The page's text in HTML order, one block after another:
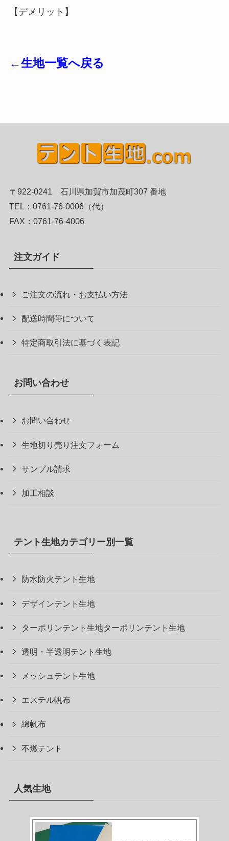
【デメリット】
←生地一覧へ戻る
〒922-0241 石川県加賀市加茂町307 番地
TEL：0761-76-0006（代）
FAX：0761-76-4006
注文ガイド
ご注文の流れ・お支払い方法
配送時間帯について
特定商取引法に基づく表記
お問い合わせ
お問い合わせ
生地切り売り注文フォーム
サンプル請求
加工相談
テント生地カテゴリー別一覧
防水防火テント生地
デザインテント生地
ターポリンテント生地ターポリンテント生地
透明・半透明テント生地
メッシュテント生地
エステル帆布
綿帆布
不燃テント
人気生地